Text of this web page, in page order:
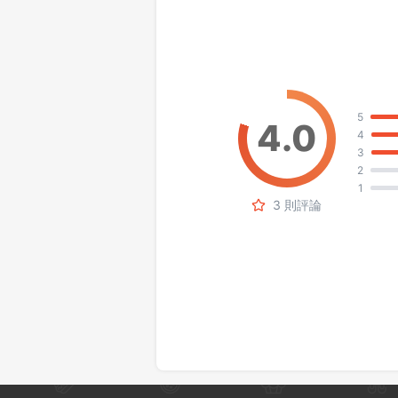
3 則評論
5
4
3
2
1